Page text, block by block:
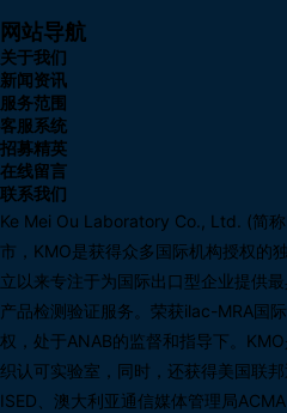
网站导航
关于我们
新闻资讯
服务范围
客服系统
招募精英
在线留言
联系我们
Ke Mei Ou Laboratory Co., Ltd. (简
市，KMO是获得众多国际机构授权的
立以来专注于为国际出口型企业提供
产品检测验证服务。荣获ilac-MRA国
权，处于ANAB的监督和指导下。
织认可实验室，同时，还获得美国联
ISED、澳大利亚通信媒体管理局